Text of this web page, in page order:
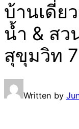
บ้านเดี่ย
น้ำ & สว
สุขุมวิท
Written by